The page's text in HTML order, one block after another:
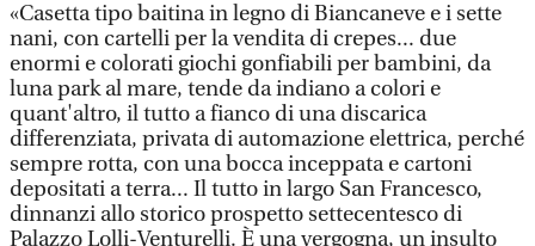
«Casetta tipo baitina in legno di Biancaneve e i sette
nani, con cartelli per la vendita di crepes... due
enormi e colorati giochi gonfiabili per bambini, da
luna park al mare, tende da indiano a colori e
quant'altro, il tutto a fianco di una discarica
differenziata, privata di automazione elettrica, perché
sempre rotta, con una bocca inceppata e cartoni
depositati a terra... Il tutto in largo San Francesco,
dinnanzi allo storico prospetto settecentesco di
Palazzo Lolli-Venturelli. È una vergogna, un insulto